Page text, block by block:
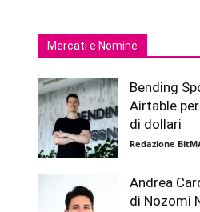
Mercati e Nomine
Bending
Airtable
di dollari
Redazione
Andrea
di Nozomi